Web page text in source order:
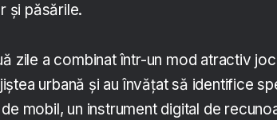
și păsările.
zile a combinat într-un mod atractiv
urbană și au învățat să identifice
mobil, un instrument digital de